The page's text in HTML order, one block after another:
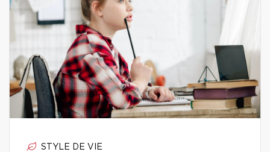
STYLE DE VIE